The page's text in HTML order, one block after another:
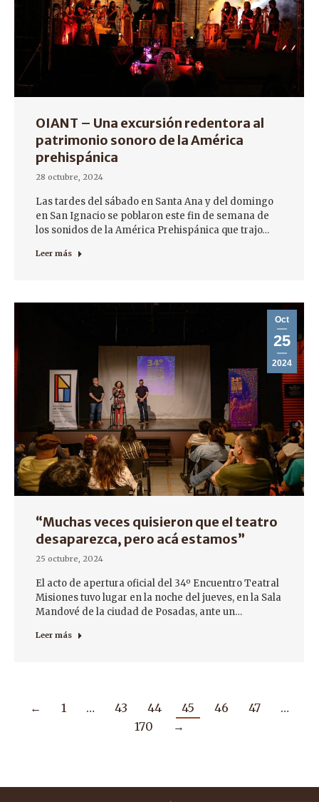
OIANT – Una excursión redentora al
patrimonio sonoro de la América
prehispánica
28 octubre, 2024
Las tardes del sábado en Santa Ana y del domingo
en San Ignacio se poblaron este fin de semana de
los sonidos de la América Prehispánica que trajo…
Leer más
Oct
25
2024
“Muchas veces quisieron que el teatro
desaparezca, pero acá estamos”
25 octubre, 2024
El acto de apertura oficial del 34º Encuentro Teatral
Misiones tuvo lugar en la noche del jueves, en la Sala
Mandové de la ciudad de Posadas, ante un…
Leer más
← 1 … 43 44 45 46 47
…
170
→